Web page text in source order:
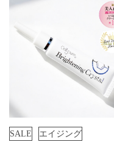
SALE
エイジング